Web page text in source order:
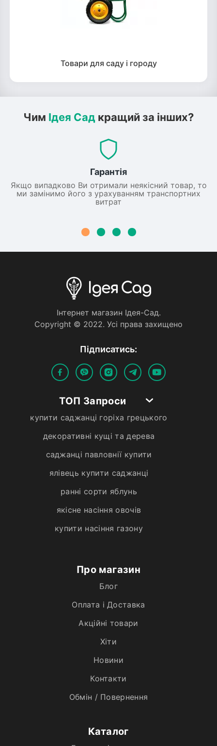
Товари для саду і городу
Чим Ідея Сад кращий за інших?
Гарантія
Якщо випадково Ви отримали неякісний товар, то
ми замінимо його з урахуванням транспортних
витрат
Iнтернет магазин Iдея-Сад.
Copyright © 2022. Усi права захищено
Пiдписатись:
ТОП Запроси
купити саджанці горіха грецького
декоративні кущі та дерева
саджанці павловнії купити
ялівець купити саджанці
ранні сорти яблунь
якісне насіння овочів
купити насіння газону
Про магазин
Блог
Оплата і Доставка
Акційні товари
Хiти
Новини
Контакти
Обмін / Повернення
Каталог